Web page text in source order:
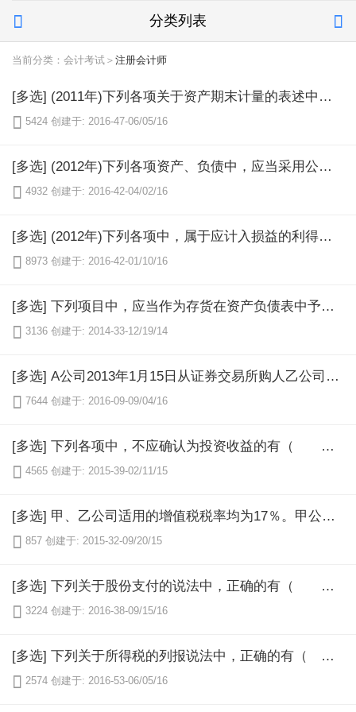
 分类列表 
当前分类：会计考试＞ 注册会计师
[多选] (2011年)下列各项关于资产期末计量的表述中，正确的有( )。
 5424 创建于: 2016-47-06/05/16
[多选] (2012年)下列各项资产、负债中，应当采用公允价值进行后续计量的有( )。
 4932 创建于: 2016-42-04/02/16
[多选] (2012年)下列各项中，属于应计入损益的利得的有( )。
 8973 创建于: 2016-42-01/10/16
[多选] 下列项目中，应当作为存货在资产负债表中予以列报的有（ ）。
 3136 创建于: 2014-33-12/19/14
[多选] A公司2013年1月15日从证券交易所购人乙公司30万股股票，对其不具有重大影响，每股买价为12元，其中包含已宣告但尚未发放的现金股利0．8元／股，该股利于3月末收到，甲公司对此投资没有近期出售的打算。A公司持有的该项股票在2013年末的公允价值为12．8元／股。2014年3月15日A公司再次收到分配的股利0．6元／股。2014年12月31日，A公司对外出售24万股股票，售价13．5元／股，发生相关处置费用0．3元／股，则关于A公司的该项投资下列说法正确的有（ ）。
 7644 创建于: 2016-09-09/04/16
[多选] 下列各项中，不应确认为投资收益的有（ ）。
 4565 创建于: 2015-39-02/11/15
[多选] 甲、乙公司适用的增值税税率均为17％。甲公司以一批A产品换取乙公司的生产用设B。A产品的成本为350万元，公允价值为400万元(等于计税价格)；B设备的原价为420万元，已计提折旧70万元(不考虑与固定资产相关的增值税)，无法取得其公允价值。乙公司支付给甲公司60万元，另为换人产品支付运费5万元。假设该交换不具有商业实质，则下列说法正确的有（ ）。
 857 创建于: 2015-32-09/20/15
[多选] 下列关于股份支付的说法中，正确的有（ ）。
 3224 创建于: 2016-38-09/15/16
[多选] 下列关于所得税的列报说法中，正确的有（ ）。
 2574 创建于: 2016-53-06/05/16